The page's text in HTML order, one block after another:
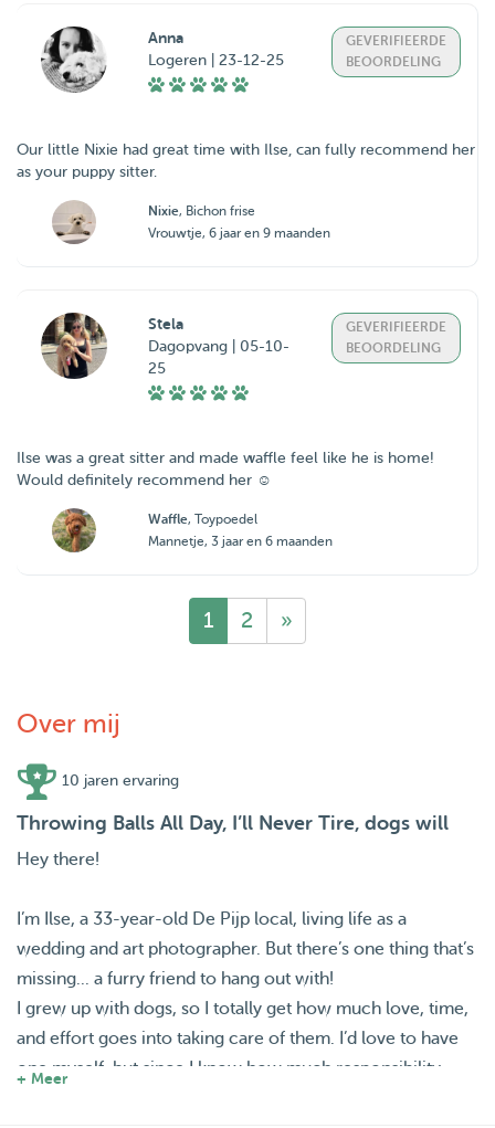
Anna
Logeren | 23-12-25
GEVERIFIEERDE
BEOORDELING
Our little Nixie had great time with Ilse, can fully recommend her
as your puppy sitter.
Nixie, Bichon frise
Vrouwtje, 6 jaar en 9 maanden
Stela
Dagopvang | 05-10-
25
GEVERIFIEERDE
BEOORDELING
Ilse was a great sitter and made waffle feel like he is home!
Would definitely recommend her ☺️
Waffle, Toypoedel
Mannetje, 3 jaar en 6 maanden
1 2 »
Over mij
10 jaren ervaring
Throwing Balls All Day, I’ll Never Tire, dogs will
Hey there!
I’m Ilse, a 33-year-old De Pijp local, living life as a
wedding and art photographer. But there’s one thing that’s
missing... a furry friend to hang out with!
I grew up with dogs, so I totally get how much love, time,
and effort goes into taking care of them. I’d love to have
one myself, but since I know how much responsibility
+ Meer